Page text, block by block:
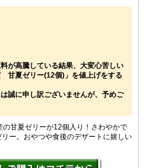
が高騰している結果、大変心苦しい
甘夏ゼリー(12個)」を値上げをする
誠に申し訳ございませんが、予めご
甘夏ゼリーが12個入り！さわやかで
ー。おやつや食後のデザートに嬉しい